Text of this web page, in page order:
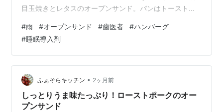
目玉焼きとレタスのオープンサンド。パンはトーストし
者に行く。小雨が降ってきたがナメクジ型バイク
HONDA ZOOK（戦車塗装）で出掛ける。 懸案の上左奥
から二番目に今日はやっと義歯が入るのだ。これがぴっ
たりに合わせてもらって、その後の食事では全く意識し
ないで、歯が入ったことすらすっかり忘れてしまってい
たぐらい。 歯医者の帰りに近くのスーパーで…
#雨 #オープンサンド #歯医者 #ハンバーグ
#睡眠導入剤
ふぁそらキッチン • 2ヶ月前
しっとりうま味たっぷり！ローストポークのオー
プンサンド